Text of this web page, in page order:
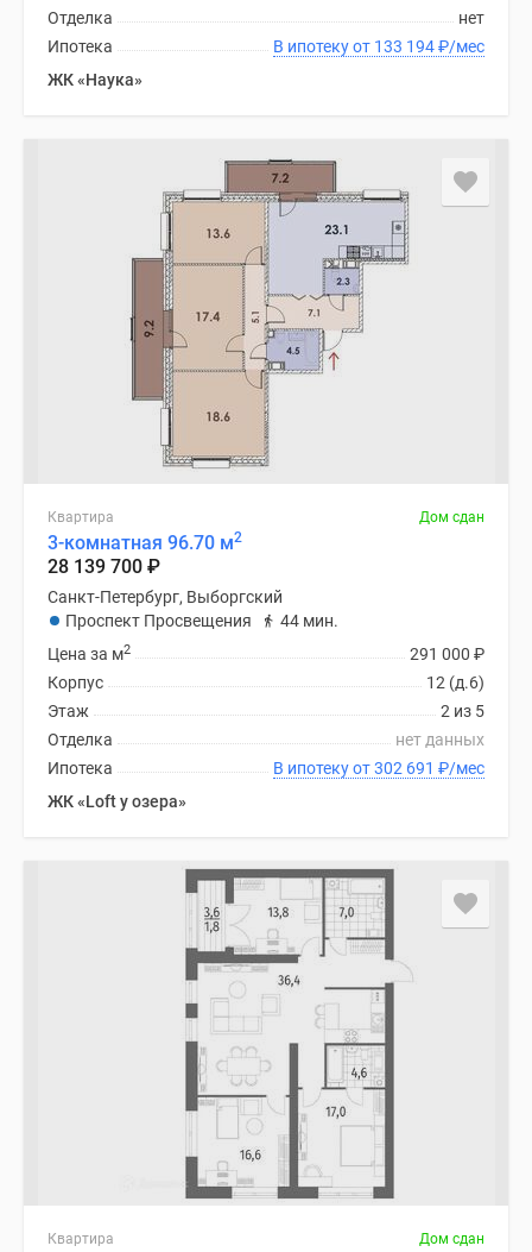
нет
Отделка
В ипотеку от 133 194₽/мес
Ипотека
ЖК «Наука»
Квартира Дом сдан
3-комнатная 96.70 м2
28 139 700 ₽
Санкт-Петербург, Выборгский
Проспект Просвещения
44 мин.
291 000 ₽
Цена за м2
12 (д.6)
Корпус
2 из 5
Этаж
нет данных
Отделка
В ипотеку от 302 691 ₽/мес
Ипотека
ЖК «Loft у озера»
Квартира
Дом сдан